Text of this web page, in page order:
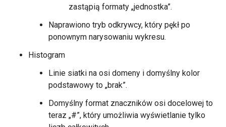
zastąpią formaty „jednostka”.
Naprawiono tryb odkrywcy, który pękł po
ponownym narysowaniu wykresu.
Histogram
Linie siatki na osi domeny i domyślny kolor
podstawowy to „brak”.
Domyślny format znaczników osi docelowej to
teraz „#”, który umożliwia wyświetlanie tylko